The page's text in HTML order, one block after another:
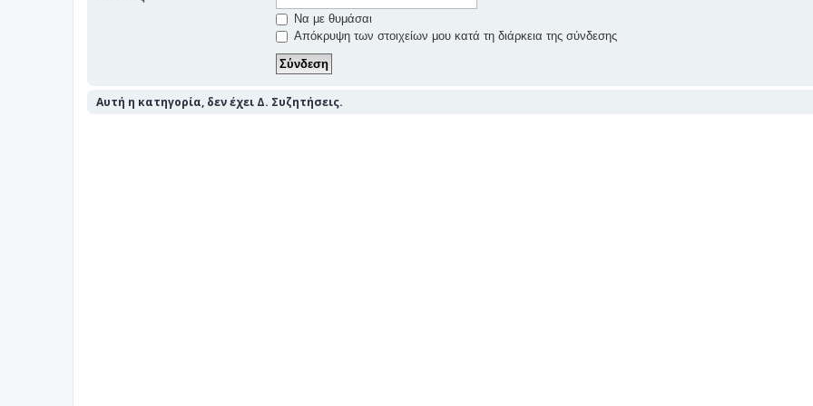
Να με θυμάσαι
Απόκρυψη των στοιχείων μου κατά τη διάρκεια της σύνδεσης
Αυτή η κατηγορία, δεν έχει Δ. Συζητήσεις.